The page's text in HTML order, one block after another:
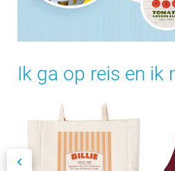
Ik ga op reis en ik